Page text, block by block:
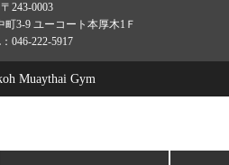
〒243-0003
3-9 ユーコート本厚木1Ｆ
046-222-5917
Muaythai Gym